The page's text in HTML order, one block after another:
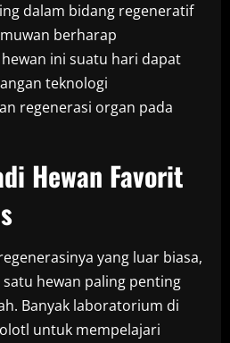
dalam bidang regeneratif
berharap
ini suatu hari dapat
teknologi
regenerasi organ pada
Hewan Favorit
yang luar biasa,
hewan paling penting
Banyak laboratorium di
untuk mempelajari